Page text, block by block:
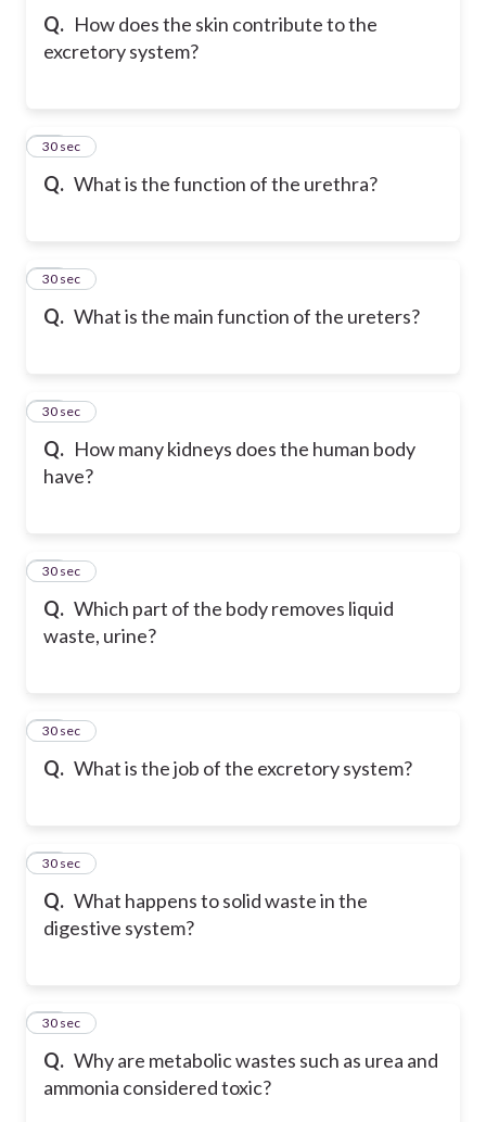
Q. How does the skin contribute to the
excretory system?
Q. What is the function of the urethra?
24
30 sec
Q. What is the main function of the ureters?
25
30 sec
Q. How many kidneys does the human body
have?
26
30 sec
Q. Which part of the body removes liquid
waste, urine?
27
30 sec
Q. What is the job of the excretory system?
28
30 sec
Q. What happens to solid waste in the
digestive system?
29
30 sec
Q. Why are metabolic wastes such as urea and
ammonia considered toxic?
30
30 sec